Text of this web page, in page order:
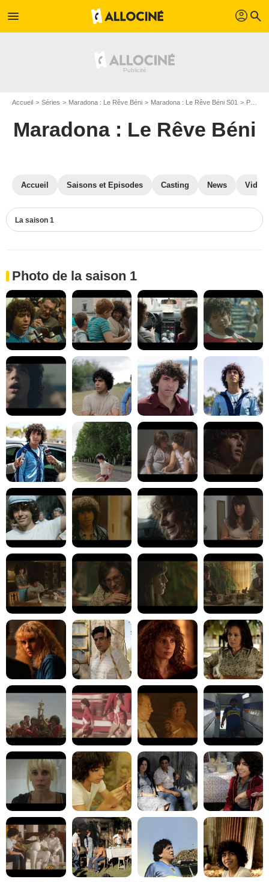
menu profil search
Accueil Séries Maradona : Le Rêve Béni Maradona : Le Rêve Béni S01 Photos Maradona : Le Rêve Béni
Maradona : Le Rêve Béni
Accueil Saisons et Episodes Casting News
La saison 1
Photo de la saison 1